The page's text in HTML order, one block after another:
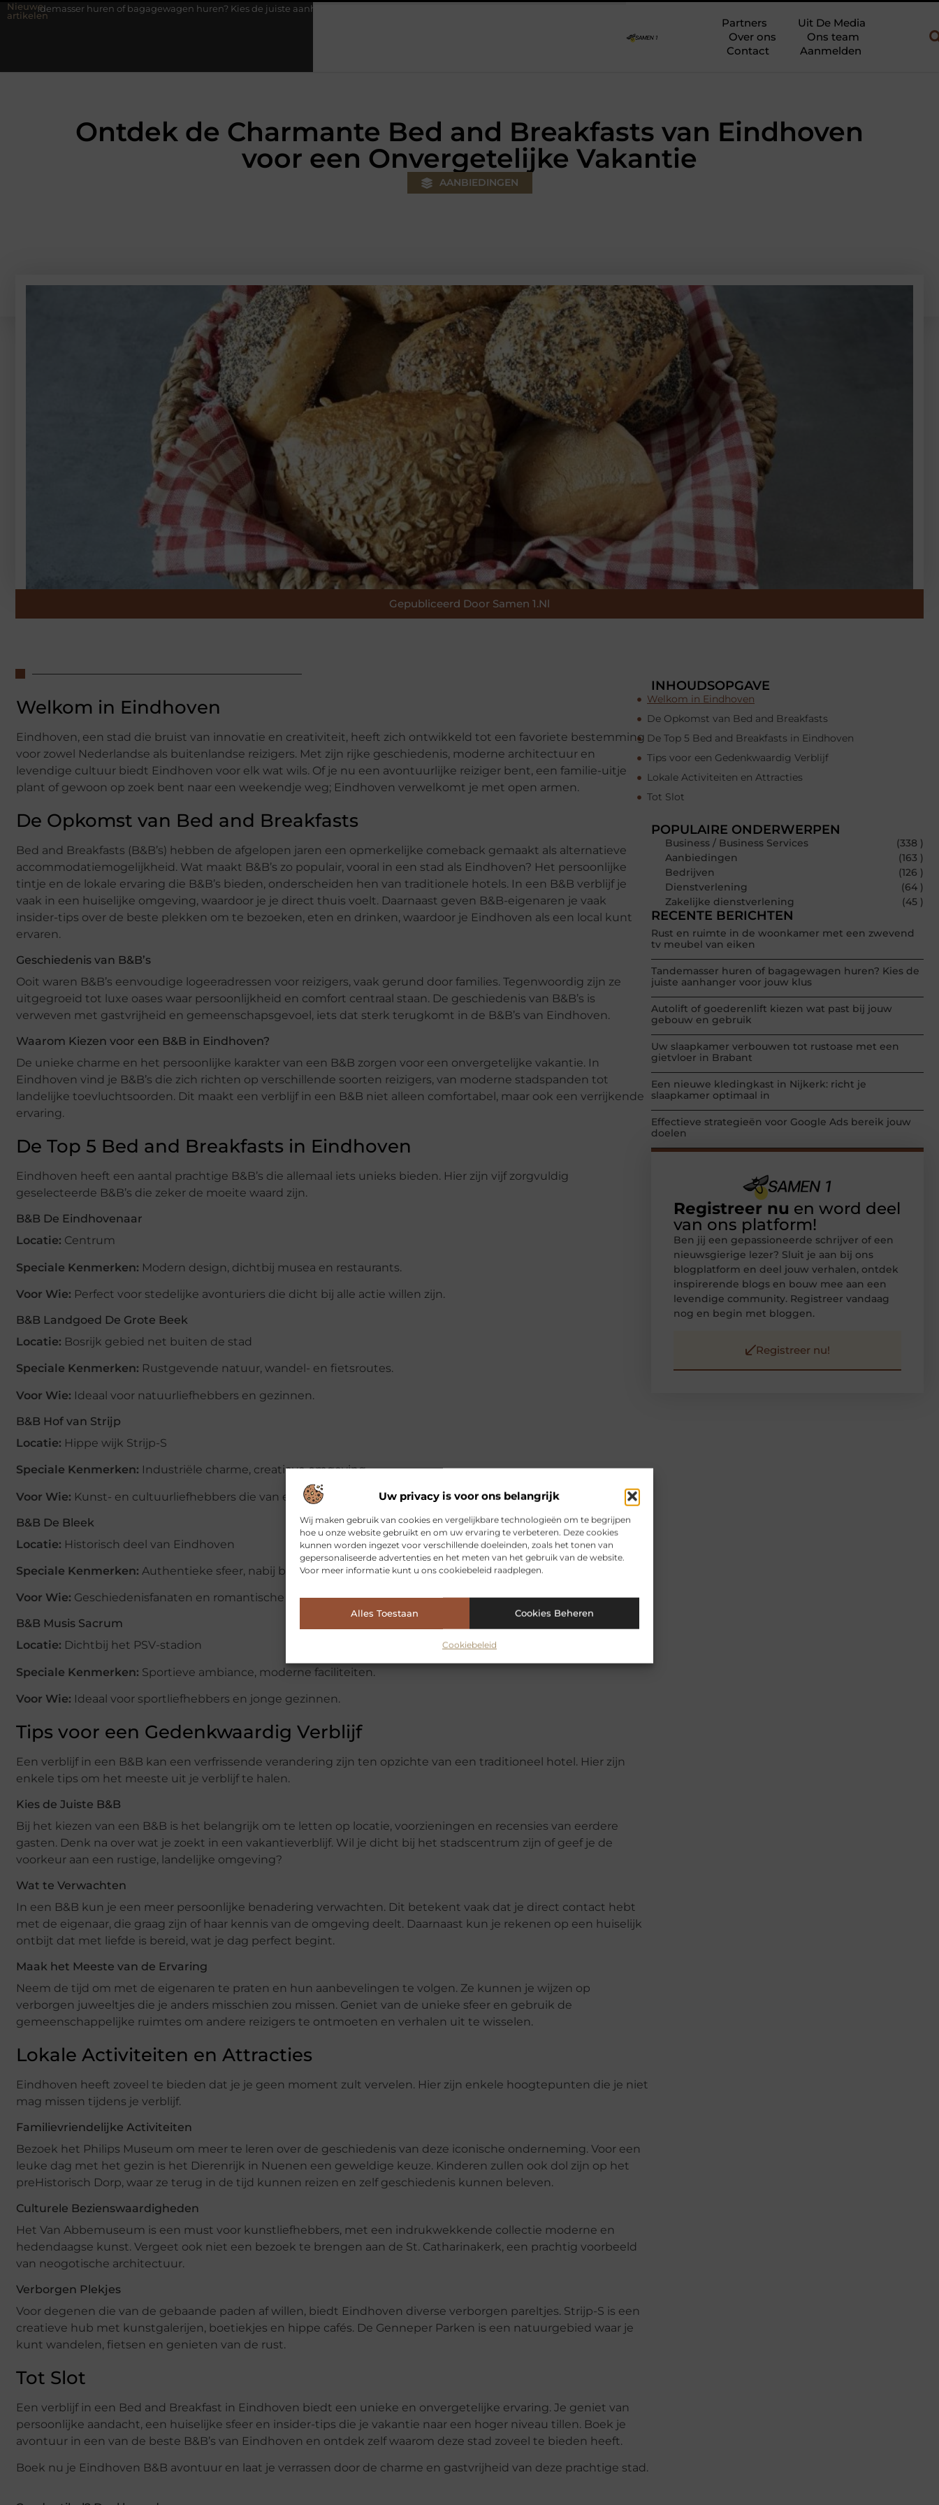
Uw privacy is voor ons belangrijk
Wij maken gebruik van cookies en vergelijkbare technologieën om te begrijpen
hoe u onze website gebruikt en om uw ervaring te verbeteren. Deze cookies
kunnen worden ingezet voor verschillende doeleinden, zoals het tonen van
gepersonaliseerde advertenties en het meten van het gebruik van de website.
Voor meer informatie kunt u ons cookiebeleid raadplegen.
Alles Toestaan Cookies Beheren
Cookiebeleid
Nieuwe
artikelen
huren of bagagewagen huren? Kies de juiste aanhanger voor jouw klus
Partners
Uit De Media
Over ons
Ons team
Contact
Aanmelden
Ontdek de Charmante Bed and Breakfasts van Eindhoven
voor een Onvergetelijke Vakantie
AANBIEDINGEN
Gepubliceerd Door Samen 1.nl
Welkom in Eindhoven
Eindhoven, een stad die bruist van innovatie en creativiteit, heeft zich ontwikkeld tot een favoriete bestemming
voor zowel Nederlandse als buitenlandse reizigers. Met zijn rijke geschiedenis, moderne architectuur en
levendige cultuur biedt Eindhoven voor elk wat wils. Of je nu een avontuurlijke reiziger bent, een familie-uitje
plant of gewoon op zoek bent naar een weekendje weg; Eindhoven verwelkomt je met open armen.
De Opkomst van Bed and Breakfasts
Bed and Breakfasts (B&B’s) hebben de afgelopen jaren een opmerkelijke comeback gemaakt als alternatieve
accommodatiemogelijkheid. Wat maakt B&B’s zo populair, vooral in een stad als Eindhoven? Het persoonlijke
tintje en de lokale ervaring die B&B’s bieden, onderscheiden hen van traditionele hotels. In een B&B verblijf je
vaak in een huiselijke omgeving, waardoor je je direct thuis voelt. Daarnaast geven B&B-eigenaren je vaak
insider-tips over de beste plekken om te bezoeken, eten en drinken, waardoor je Eindhoven als een local kunt
ervaren.
Geschiedenis van B&B’s
Ooit waren B&B’s eenvoudige logeeradressen voor reizigers, vaak gerund door families. Tegenwoordig zijn ze
uitgegroeid tot luxe oases waar persoonlijkheid en comfort centraal staan. De geschiedenis van B&B’s is
verweven met gastvrijheid en gemeenschapsgevoel, iets dat sterk terugkomt in de B&B’s van Eindhoven.
Waarom Kiezen voor een B&B in Eindhoven?
De unieke charme en het persoonlijke karakter van een B&B zorgen voor een onvergetelijke vakantie. In
Eindhoven vind je B&B’s die zich richten op verschillende soorten reizigers, van moderne stadspanden tot
landelijke toevluchtsoorden. Dit maakt een verblijf in een B&B niet alleen comfortabel, maar ook een verrijkende
ervaring.
De Top 5 Bed and Breakfasts in Eindhoven
Eindhoven heeft een aantal prachtige B&B’s die allemaal iets unieks bieden. Hier zijn vijf zorgvuldig
geselecteerde B&B’s die zeker de moeite waard zijn.
B&B De Eindhovenaar
Locatie: Centrum
Speciale Kenmerken: Modern design, dichtbij musea en restaurants.
Voor Wie: Perfect voor stedelijke avonturiers die dicht bij alle actie willen zijn.
B&B Landgoed De Grote Beek
Locatie: Bosrijk gebied net buiten de stad
Speciale Kenmerken: Rustgevende natuur, wandel- en fietsroutes.
Voor Wie: Ideaal voor natuurliefhebbers en gezinnen.
B&B Hof van Strijp
Locatie: Hippe wijk Strijp-S
Speciale Kenmerken: Industriële charme, creatieve omgeving.
Voor Wie: Kunst- en cultuurliefhebbers die van een trendy sfeer houden.
B&B De Bleek
Locatie: Historisch deel van Eindhoven
Speciale Kenmerken: Authentieke sfeer, nabij bezienswaardigheden.
Voor Wie: Geschiedenisfanaten en romantische stelletjes.
B&B Musis Sacrum
Locatie: Dichtbij het PSV-stadion
Speciale Kenmerken: Sportieve ambiance, moderne faciliteiten.
Voor Wie: Ideaal voor sportliefhebbers en jonge gezinnen.
Tips voor een Gedenkwaardig Verblijf
Een verblijf in een B&B kan een verfrissende verandering zijn ten opzichte van een traditioneel hotel. Hier zijn
enkele tips om het meeste uit je verblijf te halen.
Kies de Juiste B&B
Bij het kiezen van een B&B is het belangrijk om te letten op locatie, voorzieningen en recensies van eerdere
gasten. Denk na over wat je zoekt in een vakantieverblijf. Wil je dicht bij het stadscentrum zijn of geef je de
voorkeur aan een rustige, landelijke omgeving?
Wat te Verwachten
In een B&B kun je een meer persoonlijke benadering verwachten. Dit betekent vaak dat je direct contact hebt
met de eigenaar, die graag zijn of haar kennis van de omgeving deelt. Daarnaast kun je rekenen op een huiselijk
ontbijt dat met liefde is bereid, wat je dag perfect begint.
Maak het Meeste van de Ervaring
Neem de tijd om met de eigenaren te praten en hun aanbevelingen te volgen. Ze kunnen je wijzen op
verborgen juweeltjes die je anders misschien zou missen. Geniet van de unieke sfeer en gebruik de
gemeenschappelijke ruimtes om andere reizigers te ontmoeten en verhalen uit te wisselen.
Lokale Activiteiten en Attracties
Eindhoven heeft zoveel te bieden dat je je geen moment zult vervelen. Hier zijn enkele hoogtepunten die je niet
mag missen tijdens je verblijf.
Familievriendelijke Activiteiten
Bezoek het Philips Museum om meer te leren over de geschiedenis van deze iconische onderneming. Voor een
leuke dag met het gezin is het Dierenrijk in Nuenen een geweldige keuze. Kinderen zullen ook dol zijn op het
preHistorisch Dorp, waar ze terug in de tijd kunnen reizen en zelf geschiedenis kunnen beleven.
Culturele Bezienswaardigheden
Het Van Abbemuseum is een must voor kunstliefhebbers, met een indrukwekkende collectie moderne en
hedendaagse kunst. Vergeet ook niet een bezoek te brengen aan de St. Catharinakerk, een prachtig voorbeeld
van neogotische architectuur.
Verborgen Plekjes
Voor degenen die van de gebaande paden af willen, biedt Eindhoven diverse verborgen pareltjes. Strijp-S is een
creatieve hub met kunstgalerijen, boetiekjes en hippe cafés. De Genneper Parken is een natuurgebied waar je
kunt wandelen, fietsen en genieten van de rust.
Tot Slot
Een verblijf in een Bed and Breakfast in Eindhoven biedt een unieke en onvergetelijke ervaring. Je geniet van
persoonlijke aandacht, een huiselijke sfeer en insider-tips die je vakantie naar een hoger niveau tillen. Boek je
avontuur in een van de beste B&B’s van Eindhoven en ontdek zelf waarom deze stad zoveel te bieden heeft.
Boek nu je Eindhoven B&B avontuur en laat je verrassen door de charme en gastvrijheid van deze prachtige stad.
INHOUDSOPGAVE
Welkom in Eindhoven
De Opkomst van Bed and Breakfasts
De Top 5 Bed and Breakfasts in Eindhoven
Tips voor een Gedenkwaardig Verblijf
Lokale Activiteiten en Attracties
Tot Slot
POPULAIRE ONDERWERPEN
Business / Business Services
(338 )
Aanbiedingen
(163 )
Bedrijven
(126 )
Dienstverlening
(64 )
Zakelijke dienstverlening
(45 )
RECENTE BERICHTEN
Rust en ruimte in de woonkamer met een zwevend
tv meubel van eiken
Tandemasser huren of bagagewagen huren? Kies de
juiste aanhanger voor jouw klus
Autolift of goederenlift kiezen wat past bij jouw
gebouw en gebruik
Uw slaapkamer verbouwen tot rustoase met een
gietvloer in Brabant
Een nieuwe kledingkast in Nijkerk: richt je
slaapkamer optimaal in
Effectieve strategieën voor Google Ads bereik jouw
doelen
Registreer nu en word deel
van ons platform!
Ben jij een gepassioneerde schrijver of een
nieuwsgierige lezer? Sluit je aan bij ons
blogplatform en deel jouw verhalen, ontdek
inspirerende blogs en bouw mee aan een
levendige community. Registreer vandaag
nog en begin met bloggen.
Registreer nu!